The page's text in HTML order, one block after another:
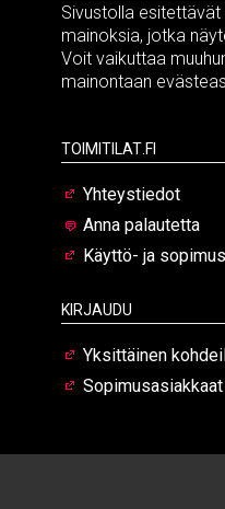
Sivustolla
mainoksia, jotka
Voit vaikuttaa
mainontaan
Toimitilat.fi
Yhteystiedot
Anna palautetta
Käyttö- ja
Kirjaudu
Yksittäinen
Sopimusasiakkaat